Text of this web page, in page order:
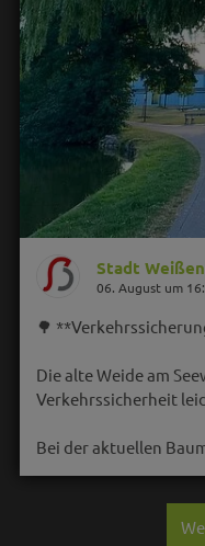
Stadt
06. August um
🌳
Die alte Weide am
Verkehrssicherheit
Bei der aktuellen